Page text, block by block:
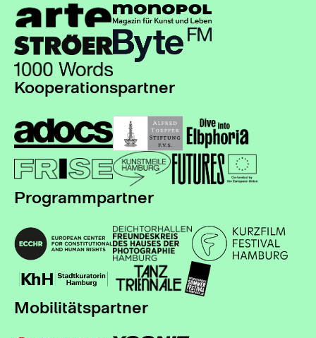
Kooperationspartner
Programmpartner
Mobilitätspartner